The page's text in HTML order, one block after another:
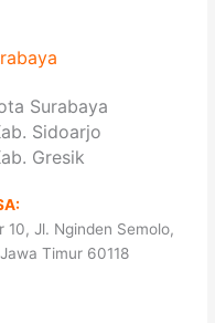
Surabaya
Sidoarjo
Gresik
10, Jl. Nginden Semolo,
Timur 60118